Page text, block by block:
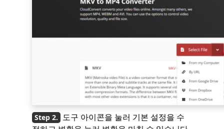
도구 아이콘을 눌러 기본 설정을 수